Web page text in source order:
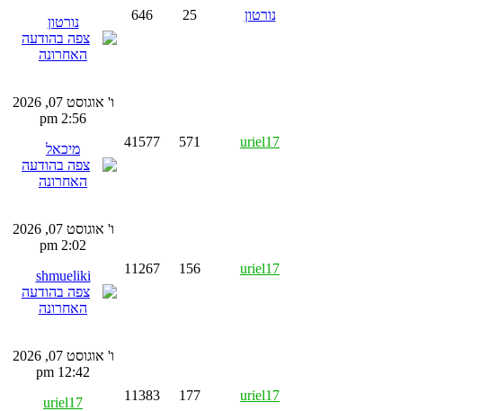
נורטון 25
646
נורטון
uriel17
571
41577
ו' אוגוסט 07, 2026
2:56 pm
מיכאל
uriel17
156
11267
ו' אוגוסט 07, 2026
2:02 pm
shmueliki
uriel17
177
11383
ו' אוגוסט 07, 2026
12:42 pm
uriel17